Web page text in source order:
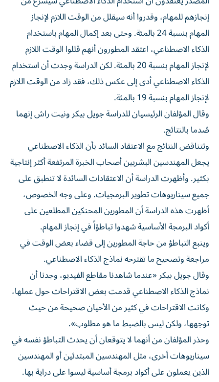
إنجازهم للمهام، وقدروا أنه سيقلل من الوقت اللازم لإنجاز
المهام بنسبة 24 بالمئة. وحتى بعد إكمال المهام باستخدام
الذكاء الاصطناعي، اعتقد المطورون أنهم قللوا الوقت اللازم
لإنجاز المهام بنسبة 20 بالمئة. لكن الدراسة وجدت أن استخدام
الذكاء الاصطناعي أدى إلى عكس ذلك، فقد زاد من الوقت اللازم
لإنجاز المهام بنسبة 19 بالمئة.
وقال المؤلفان الرئيسيان للدراسة جويل بيكر ونيت راش إنهما
صُدما بالنتائج.
وتتناقض النتائج مع الاعتقاد السائد بأن الذكاء الاصطناعي
يجعل المهندسين البشريين أصحاب الخبرة المرتفعة أكثر إنتاجية
بكثير. وأظهرت الدراسة أن الاعتقادات السائدة لا تنطبق على
جميع سيناريوهات تطوير البرمجيات. وعلى وجه الخصوص،
أظهرت هذه الدراسة أن المطورين المحنكين المطلعين على
أكواد البرمجة الأساسية شهدوا تباطؤاً في إنجاز المهام.
وينبع التباطؤ من حاجة المطورين إلى قضاء بعض الوقت في
مراجعة وتصحيح ما تقترحه نماذج الذكاء الاصطناعي.
وقال جويل بيكر «عندما شاهدنا مقاطع الفيديو، وجدنا أن
نماذج الذكاء الاصطناعي قدمت بعض الاقتراحات حول عملها،
وكانت الاقتراحات في كثير من الأحيان صحيحة من حيث
توجهها، ولكن ليس بالضبط ما هو مطلوب».
وحذر المؤلفان من أنهما لا يتوقعان أن يحدث التباطؤ نفسه في
سيناريوهات أخرى، مثل المهندسين المبتدئين أو المهندسين
الذين يعملون على أكواد برمجة أساسية ليسوا على دراية بها.